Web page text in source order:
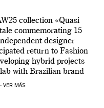
collection «Quasi
commemorating 15
designer
return to Fashion
hybrid projects
with Brazilian brand
of Francisco
VER MÁS